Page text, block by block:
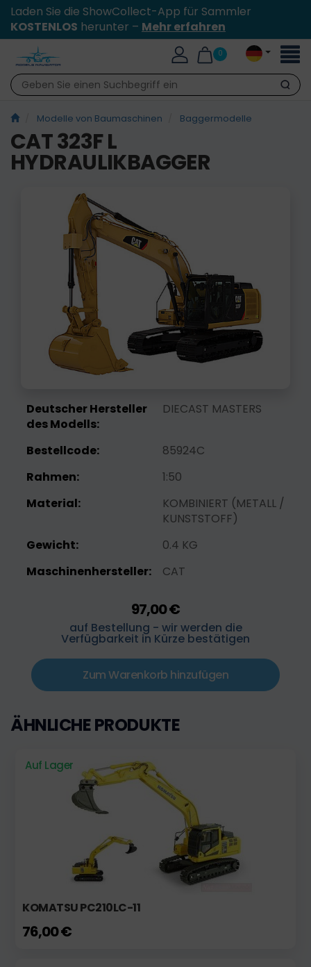
Laden Sie die ShowCollect-App für Sammler
KOSTENLOS herunter – Mehr erfahren
0
Suche
Modelle von Baumaschinen Baggermodelle
CAT 323F L
HYDRAULIKBAGGER
Deutscher Hersteller
des Modells:
DIECAST MASTERS
Bestellcode:
85924C
Rahmen:
1:50
Material:
KOMBINIERT (METALL /
KUNSTSTOFF)
Gewicht:
0.4 KG
Maschinenhersteller:
CAT
97,00 €
auf Bestellung - wir werden die
Verfügbarkeit in Kürze bestätigen
Zum Warenkorb hinzufügen
ÄHNLICHE PRODUKTE
Auf Lager
KOMATSU PC210LC-11
76,00 €